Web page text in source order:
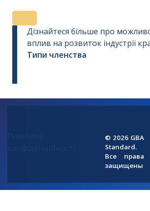
Дізнайтеся більше про
вплив на розвиток індустрії
Типи членства
© 2026 GBA
Standard.
Все права
защищены